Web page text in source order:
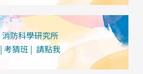
消防科學研究所
| 考猜班 | 請點我